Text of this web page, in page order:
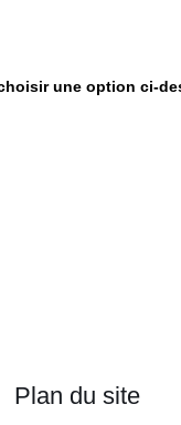
une option ci-
Plan du site